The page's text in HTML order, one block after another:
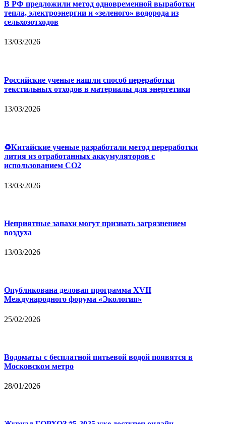
В РФ предложили метод одновременной выработки
тепла, электроэнергии и «зеленого» водорода из
сельхозотходов
13/03/2026
Российские ученые нашли способ переработки
текстильных отходов в материалы для энергетики
13/03/2026
♻Китайские ученые разработали метод переработки
лития из отработанных аккумуляторов с
использованием CO2
13/03/2026
Неприятные запахи могут признать загрязнением
воздуха
13/03/2026
Опубликована деловая программа XVII
Международного форума «Экология»
25/02/2026
Водоматы с бесплатной питьевой водой появятся в
Московском метро
28/01/2026